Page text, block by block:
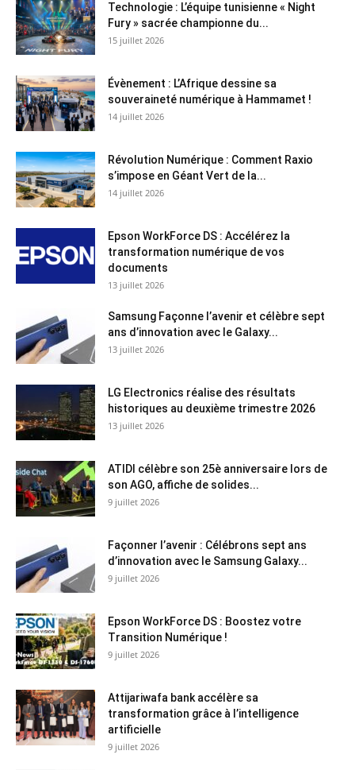
Technologie : L’équipe tunisienne « Night
Fury » sacrée championne du...
15 juillet 2026
Évènement : L’Afrique dessine sa
souveraineté numérique à Hammamet !
14 juillet 2026
Révolution Numérique : Comment Raxio
s’impose en Géant Vert de la...
14 juillet 2026
Epson WorkForce DS : Accélérez la
transformation numérique de vos
documents
13 juillet 2026
Samsung Façonne l’avenir et célèbre sept
ans d’innovation avec le Galaxy...
13 juillet 2026
LG Electronics réalise des résultats
historiques au deuxième trimestre 2026
13 juillet 2026
ATIDI célèbre son 25è anniversaire lors de
son AGO, affiche de solides...
9 juillet 2026
Façonner l’avenir : Célébrons sept ans
d’innovation avec le Samsung Galaxy...
9 juillet 2026
Epson WorkForce DS : Boostez votre
Transition Numérique !
9 juillet 2026
Attijariwafa bank accélère sa
transformation grâce à l’intelligence
artificielle
9 juillet 2026